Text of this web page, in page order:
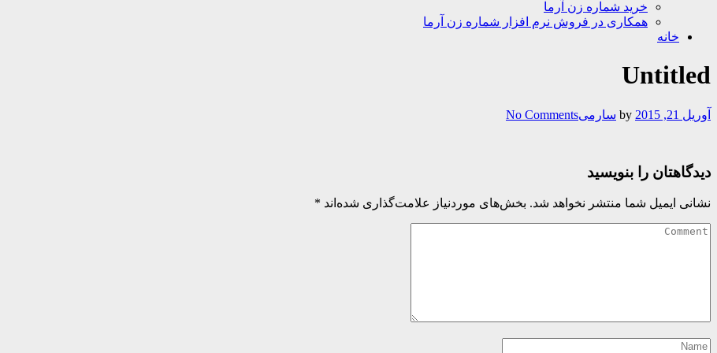
خرید شماره زن آرما
همکاری در فروش نرم افزار شماره زن آرما
خانه
Untitled
آوریل 21, 2015 سارمیNo Comments
دیدگاهتان را بنویسید
نشانی ایمیل شما منتشر نخواهد شد. بخش‌های موردنیاز علامت‌گذاری شده‌اند *